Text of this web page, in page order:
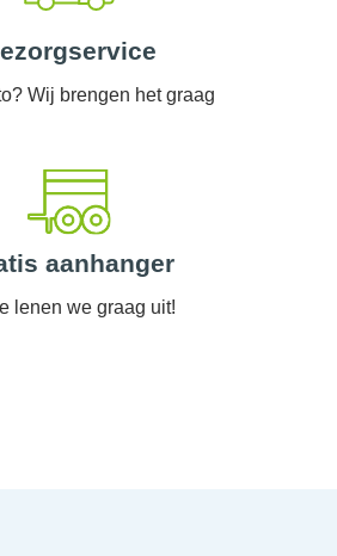
Wij brengen het graag
aanhanger
lenen we graag uit!